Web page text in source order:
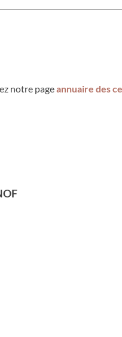
notre pageannuaire des